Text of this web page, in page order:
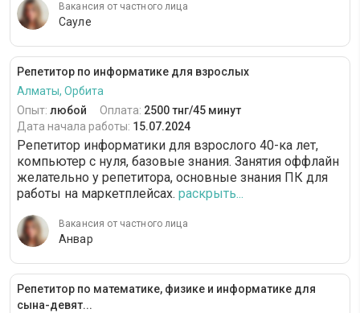
Вакансия от частного лица
Сауле
Репетитор по информатике для взрослых
Алматы, Орбита
Опыт: любой Оплата: 2500 тнг/45 минут
Дата начала работы: 15.07.2024
Репетитор информатики для взрослого 40-ка лет,
компьютер с нуля, базовые знания. Занятия оффлайн
желательно у репетитора, основные знания ПК для
работы на маркетплейсах. раскрыть...
Вакансия от частного лица
Анвар
Репетитор по математике, физике и информатике для
сына-девят...